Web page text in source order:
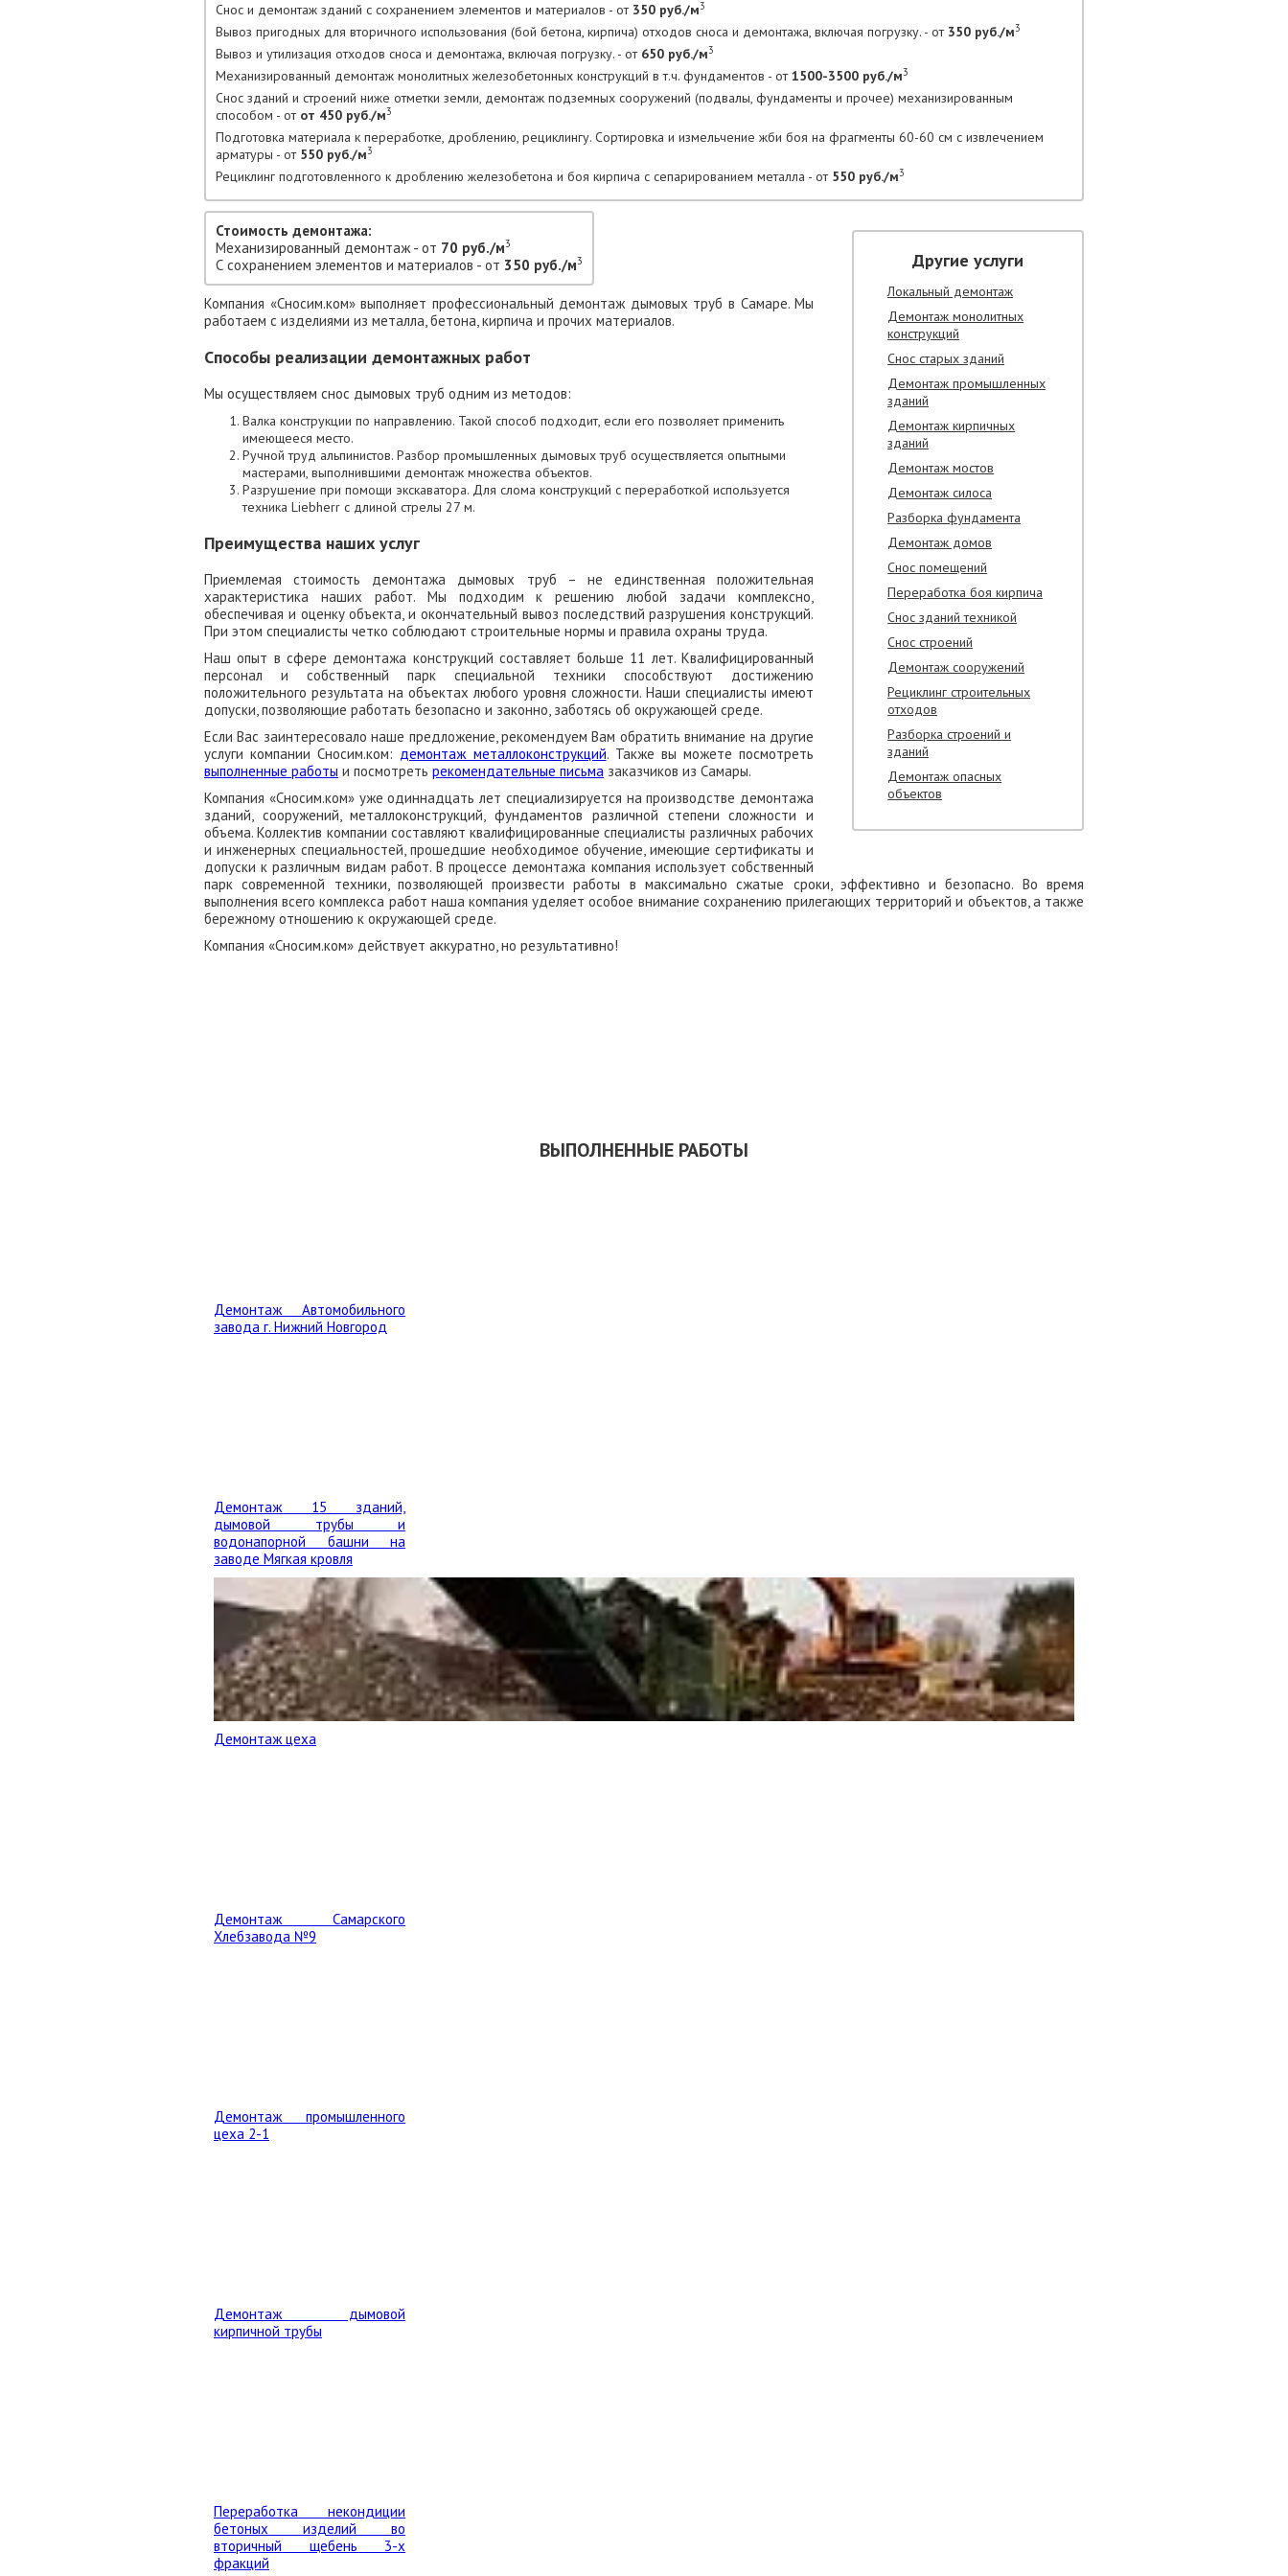
Снос и демонтаж зданий с сохранением элементов и материалов - от 350 руб./м3
Вывоз пригодных для вторичного использования (бой бетона, кирпича) отходов сноса и демонтажа, включая погрузку. - от 350 руб./м3
Вывоз и утилизация отходов сноса и демонтажа, включая погрузку. - от 650 руб./м3
Механизированный демонтаж монолитных железобетонных конструкций в т.ч. фундаментов - от1500-3500 руб./м3
Снос зданий и строений ниже отметки земли, демонтаж подземных сооружений (подвалы, фундаменты и прочее) механизированным
способом - от от 450 руб./м3
Подготовка материала к переработке, дроблению, рециклингу. Сортировка и измельчение жби боя на фрагменты 60-60 см с извлечением
арматуры - от 550 руб./м3
Рециклинг подготовленного к дроблению железобетона и боя кирпича с сепарированием металла - от 550 руб./м3
Другие услуги
Локальный демонтаж
Демонтаж монолитных
конструкций
Снос старых зданий
Демонтаж промышленных
зданий
Демонтаж кирпичных
зданий
Демонтаж мостов
Демонтаж силоса
Разборка фундамента
Демонтаж домов
Снос помещений
Переработка боя кирпича
Снос зданий техникой
Снос строений
Демонтаж сооружений
Рециклинг строительных
отходов
Разборка строений и
зданий
Демонтаж опасных
объектов
Стоимость демонтажа:
Механизированный демонтаж - от 70 руб./м3
С сохранением элементов и материалов - от 350 руб./м3
Компания «Сносим.ком» выполняет профессиональный демонтаж дымовых труб в Самаре. Мы
работаем с изделиями из металла, бетона, кирпича и прочих материалов.
Способы реализации демонтажных работ
Мы осуществляем снос дымовых труб одним из методов:
Валка конструкции по направлению. Такой способ подходит, если его позволяет применить
имеющееся место.
Ручной труд альпинистов. Разбор промышленных дымовых труб осуществляется опытными
мастерами, выполнившими демонтаж множества объектов.
Разрушение при помощи экскаватора. Для слома конструкций с переработкой используется
техника Liebherr с длиной стрелы 27 м.
Преимущества наших услуг
Приемлемая стоимость демонтажа дымовых труб – не единственная положительная
характеристика наших работ. Мы подходим к решению любой задачи комплексно,
обеспечивая и оценку объекта, и окончательный вывоз последствий разрушения конструкций.
При этом специалисты четко соблюдают строительные нормы и правила охраны труда.
Наш опыт в сфере демонтажа конструкций составляет больше 11 лет. Квалифицированный
персонал и собственный парк специальной техники способствуют достижению
положительного результата на объектах любого уровня сложности. Наши специалисты имеют
допуски, позволяющие работать безопасно и законно, заботясь об окружающей среде.
Если Вас заинтересовало наше предложение, рекомендуем Вам обратить внимание на другие
услуги компании Сносим.ком: демонтаж металлоконструкций. Также вы можете посмотреть
выполненные работы и посмотреть рекомендательные письма заказчиков из Самары.
Компания «Сносим.ком» уже одиннадцать лет специализируется на производстве демонтажа
зданий, сооружений, металлоконструкций, фундаментов различной степени сложности и
объема. Коллектив компании составляют квалифицированные специалисты различных рабочих
и инженерных специальностей, прошедшие необходимое обучение, имеющие сертификаты и
допуски к различным видам работ. В процессе демонтажа компания использует собственный
парк современной техники, позволяющей произвести работы в максимально сжатые сроки, эффективно и безопасно. Во время
выполнения всего комплекса работ наша компания уделяет особое внимание сохранению прилегающих территорий и объектов, а также
бережному отношению к окружающей среде.
Компания «Сносим.ком» действует аккуратно, но результативно!
ВЫПОЛНЕННЫЕ РАБОТЫ
Демонтаж Автомобильного
завода г. Нижний Новгород
Демонтаж 15 зданий,
дымовой трубы и
водонапорной башни на
заводе Мягкая кровля
Демонтаж цеха
Демонтаж Самарского
Хлебзавода №9
Демонтаж промышленного
цеха 2-1
Демонтаж дымовой
кирпичной трубы
Переработка некондиции
бетоных изделий во
вторичный щебень 3-х
фракций